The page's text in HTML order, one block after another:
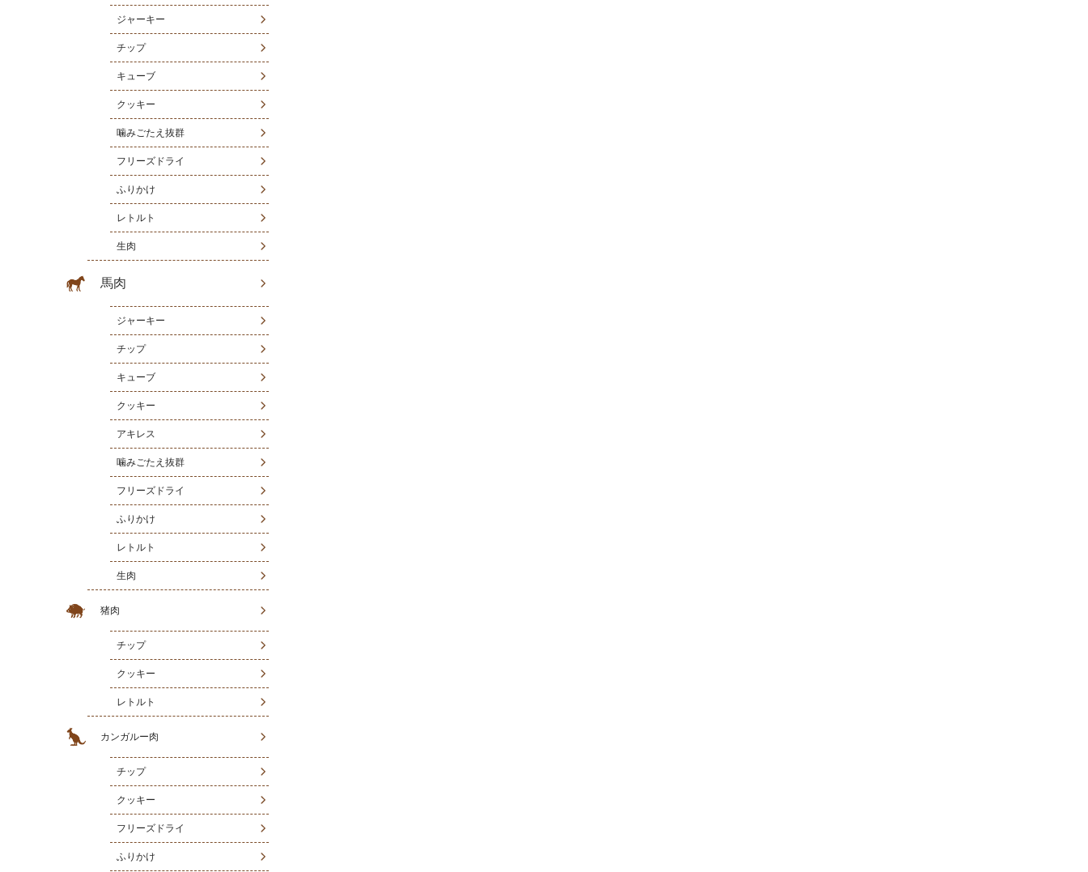
ジャーキー
チップ
キューブ
クッキー
噛みごたえ抜群
フリーズドライ
ふりかけ
レトルト
生肉
馬肉
ジャーキー
チップ
キューブ
クッキー
アキレス
噛みごたえ抜群
フリーズドライ
ふりかけ
レトルト
生肉
猪肉
チップ
クッキー
レトルト
カンガルー肉
チップ
クッキー
フリーズドライ
ふりかけ